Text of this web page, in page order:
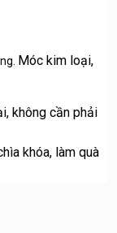
Móc kim loại,
không cần phải
khóa, làm quà